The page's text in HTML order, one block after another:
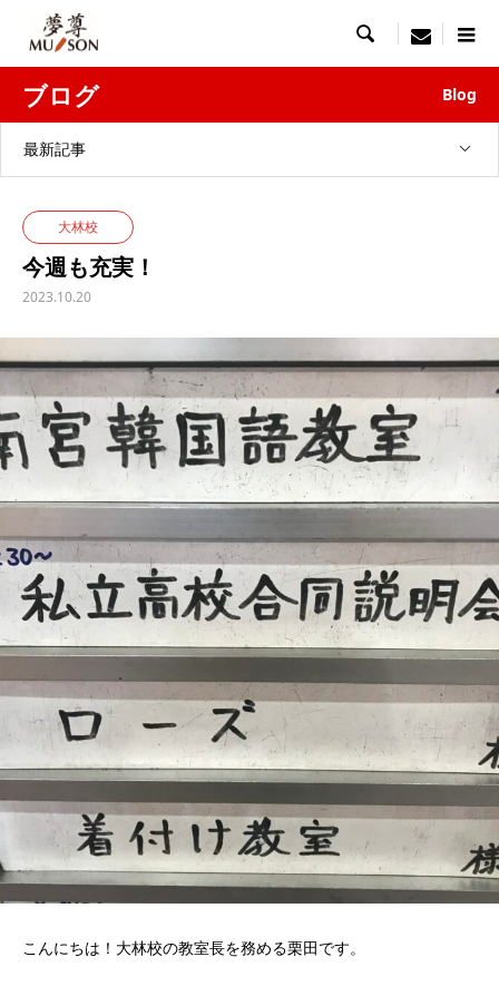
 menu
ブログ Blog
最新記事
大林校
今週も充実！
2023.10.20
こんにちは！大林校の教室長を務める栗田です。